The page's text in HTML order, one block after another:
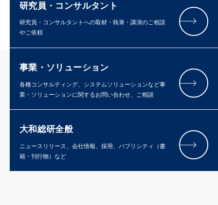
研究員・コンサルタント
研究員・コンサルタントへの取材・執筆・講演のご相談
やご依頼
事業・ソリューション
各種コンサルティング、システムソリューションなど事
業・ソリューションに関するお問い合わせ、ご相談
大和総研全般
ニュースリリース、会社情報、採用、パブリシティ（書
籍・刊行物）など